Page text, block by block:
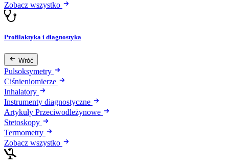
Zobacz wszystko
Profilaktyka i diagnostyka
Wróć
Pulsoksymetry
Ciśnieniomierze
Inhalatory
Instrumenty diagnostyczne
Artykuły Przeciwodleżynowe
Stetoskopy
Termometry
Zobacz wszystko